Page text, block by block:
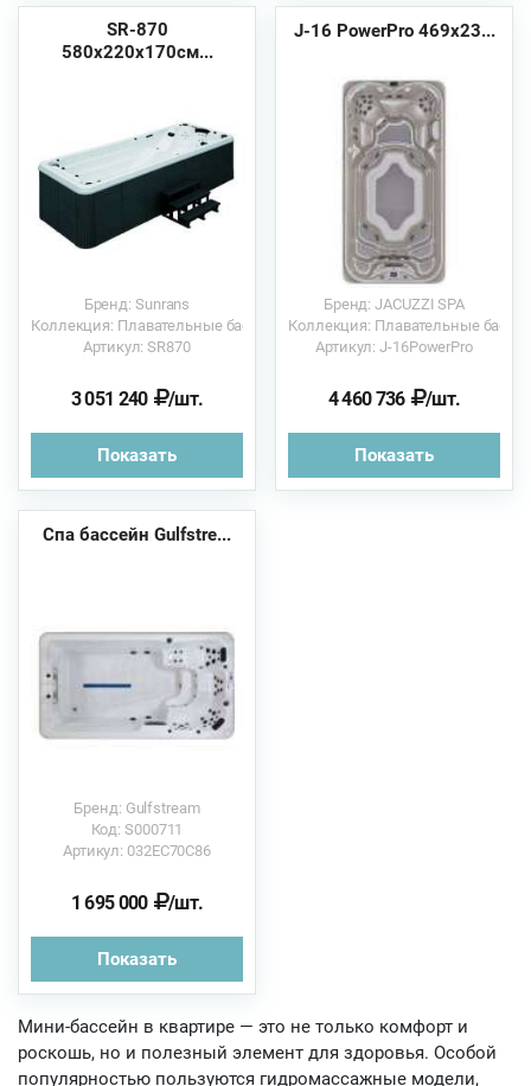
SR-870
580х220х170см...
Бренд: Sunrans
Коллекция: Плавательные бассейны
Артикул: SR870
3 051 240 /шт.
Показать
J-16 PowerPro 469x23...
Бренд: JACUZZI SPA
Коллекция: Плавательные
Артикул: J-16PowerPro
4 460 736 /шт.
Показать
Спа бассейн Gulfstre...
Бренд: Gulfstream
Код: S000711
Артикул: 032EC70C86
1 695 000 /шт.
Показать
Мини-бассейн в квартире — это не только комфорт и
роскошь, но и полезный элемент для здоровья. Особой
популярностью пользуются гидромассажные модели,